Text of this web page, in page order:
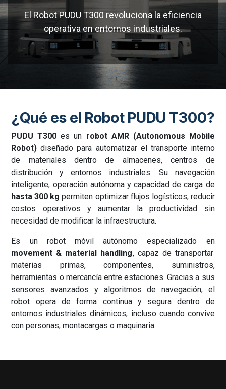
El Robot PUDU T300 revoluciona la eficiencia
operativa en entornos industriales.
¿Qué es el Robot PUDU T300?
PUDU T300 es un robot AMR (Autonomous Mobile
Robot) diseñado para automatizar el transporte interno
de materiales dentro de almacenes, centros de
distribución y entornos industriales. Su navegación
inteligente, operación autónoma y capacidad de carga de
hasta 300 kg permiten optimizar flujos logísticos, reducir
costos operativos y aumentar la productividad sin
necesidad de modificar la infraestructura.
Es un robot móvil autónomo especializado en
movement & material handling, capaz de transportar
materias primas, componentes, suministros,
herramientas o mercancía entre estaciones. Gracias a sus
sensores avanzados y algoritmos de navegación, el
robot opera de forma continua y segura dentro de
entornos industriales dinámicos, incluso cuando convive
con personas, montacargas o maquinaria.